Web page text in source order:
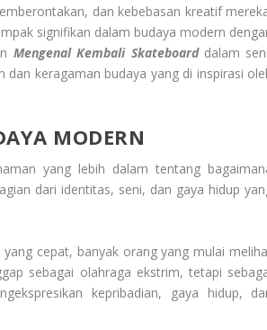
dan kebebasan kreatif
signifikan dalam budaya modern
Mengenal Kembali Skateboarddalam
keragaman budaya yang di inspirasi
MODERN
yang lebih dalam tentang
dari identitas, seni, dan gaya hidup
cepat, banyak orang yang mulai
sebagai olahraga ekstrim, tetapi
kepribadian, gaya hidup,